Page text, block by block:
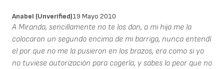
Anabel (unverified)19 Mayo 2010
A Miranda, sencillamente no te los dan, a mi hija me la
colocaron un segundo encima de mi barriga, nunca entendí
el por que no me la pusieron en los brazos, era como si yo
no tuviese autorización para cogerla, y sabes lo peor que no